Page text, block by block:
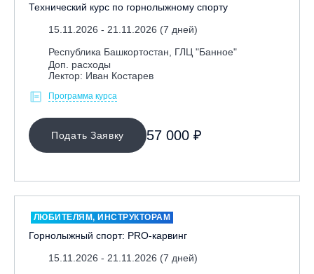
РС Alpine slalom
РС freeskate
РС freestyle park
РС freestyle slalom
РС speed slalom
СБ фристайл-парк
Семинары и интенсивы
НАПРАВЛЕНИЕ
Технический курс по горнолыжному спорту
15.11.2026 - 21.11.2026 (7 дней)
Республика Башкортостан, ГЛЦ "Банное"
Доп. расходы
Лектор: Иван Костарев
Программа курса
Подать Заявку 57 000 ₽
ЛЮБИТЕЛЯМ, ИНСТРУКТОРАМ
Горнолыжный спорт: PRO-карвинг
15.11.2026 - 21.11.2026 (7 дней)